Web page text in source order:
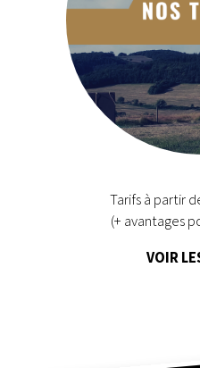
Tarifs à partir
(+ avantages
VOIR